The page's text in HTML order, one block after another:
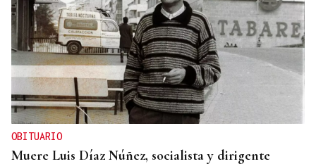
OBITUARIO
Muere Luis Díaz Núñez, socialista y dirigente